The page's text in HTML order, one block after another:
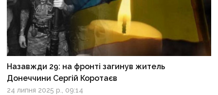
Назавжди 29: на фронті загинув житель
Донеччини Сергій Коротаєв
24 липня 2025 р., 09:14